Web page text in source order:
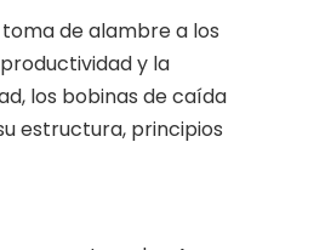
de alambre a los
y la
los bobinas de caída
estructura, principios